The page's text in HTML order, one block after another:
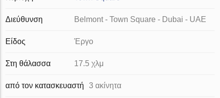
Διεύθυνση Belmont - Town Square - Dubai - UAE
Είδος Έργο
Στη θάλασσα 17.5 χλμ
από τον κατασκευαστή 3 ακίνητα